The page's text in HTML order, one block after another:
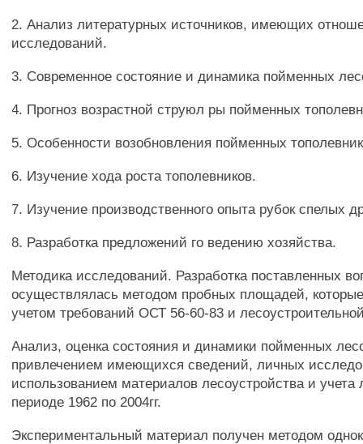
2. Анализ литературных источников, имеющих
исследований.
3. Современное состояние и динамика пойменных
4. Прогноз возрастной струюл ры пойменных
5. Особенности возобновления пойменных
6. Изучение хода роста тополевников.
7. Изучение производственного опыта рубок спелых
8. Разработка предложений го ведению хозяйства.
Методика исследований. Разработка поставленных
осуществлялась методом пробных площадей,
учетом требований ОСТ 56-60-83 и
Анализ, оценка состояния и динамики пойменных
привлечением имеющихся сведений, личных
использованием материалов лесоустройства и учета
периоде 1962 по 2004гг.
Экспериментальный материал получен методом